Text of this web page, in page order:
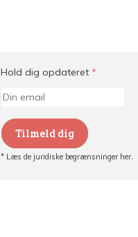
Hold dig opdateret *
Tilmeld dig
* Læs de juridiske begrænsninger her.